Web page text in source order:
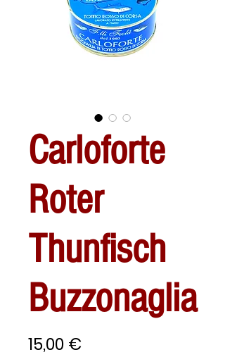
Carloforte
Roter
Thunfisch
Buzzonaglia
15,00 €